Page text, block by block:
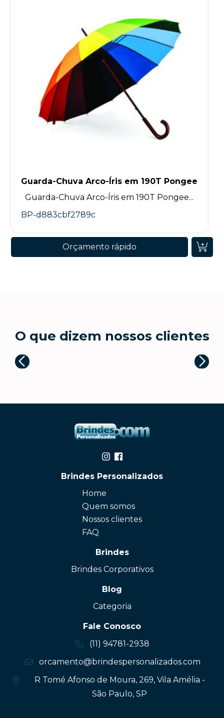
Guarda-Chuva Arco-Íris em 190T Pongee
Guarda-Chuva Arco-Íris em 190T Pongee...
BP-d883cbf2789c
Orçamento rápido
O que dizem nossos clientes
Brindes Personalizados
Home
Quem somos
Nossos clientes
FAQ
Brindes
Brindes Corporativos
Blog
Categoria
Fale Conosco
(11) 94781-2938
orcamento@brindespersonalizados.com
R Tomé Afonso de Moura, 269, Vila Amélia -
São Paulo, SP